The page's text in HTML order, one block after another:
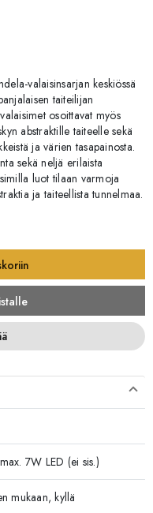
valaisinsarjan keskiössä
taiteilijan
osoittavat myös
abstraktille taiteelle sekä
ja värien tasapainosta.
sekä neljä erilaista
luot tilaan varmoja
ja taiteellista tunnelmaa.
7W LED (ei sis.)
mukaan, kyllä